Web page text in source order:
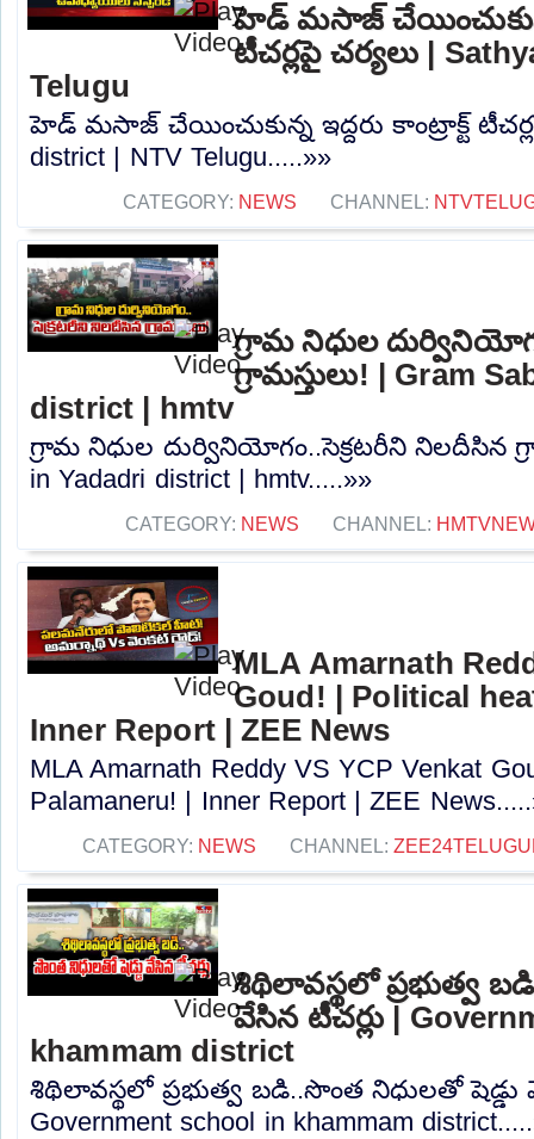
హెడ్ మసాజ్ చేయించుకున్న
టీచర్లపై చర్యలు |
Telugu
హెడ్ మసాజ్ చేయించుకున్న ఇద్దరు కాంట్రాక్ట్
district | NTV Telugu.....»»
CATEGORY: NEWS CHANNEL:
గ్రామ నిధుల
గ్రామస్తులు! | Gram
district | hmtv
గ్రామ నిధుల దుర్వినియోగం..సెక్రటరీని నిలదీసిన
in Yadadri district | hmtv.....»»
CATEGORY: NEWS CHANNEL:
MLA Amarnath
Goud! | Political
Inner Report | ZEE News
MLA Amarnath Reddy VS YCP Venkat
Palamaneru! | Inner Report | ZEE
CATEGORY: NEWS CHANNEL:
శిథిలావస్థలో ప్రభుత్వ
వేసిన టీచర్లు |
khammam district
శిథిలావస్థలో ప్రభుత్వ బడి..సొంత నిధులతో షెడ్డు
Government school in khammam